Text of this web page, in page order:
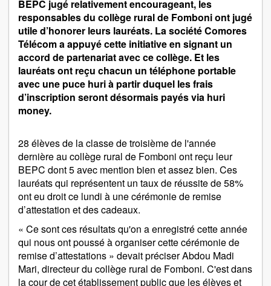
BEPC jugé relativement encourageant, les
responsables du collège rural de Fomboni ont jugé
utile d’honorer leurs lauréats. La société Comores
Télécom a appuyé cette initiative en signant un
accord de partenariat avec ce collège. Et les
lauréats ont reçu chacun un téléphone portable
avec une puce huri à partir duquel les frais
d’inscription seront désormais payés via huri
money.
28 élèves de la classe de troisième de l'année
dernière au collège rural de Fomboni ont reçu leur
BEPC dont 5 avec mention bien et assez bien. Ces
lauréats qui représentent un taux de réussite de 58%
ont eu droit ce lundi à une cérémonie de remise
d’attestation et des cadeaux.
« Ce sont ces résultats qu'on a enregistré cette année
qui nous ont poussé à organiser cette cérémonie de
remise d’attestations » devait préciser Abdou Madi
Mari, directeur du collège rural de Fomboni. C'est dans
la cour de cet établissement public que les élèves et